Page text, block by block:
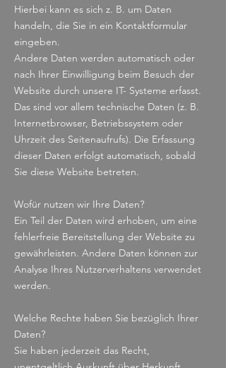
Hierbei kann es sich z. B. um Daten
handeln, die Sie in ein Kontaktformular
eingeben.
Andere Daten werden automatisch oder
nach Ihrer Einwilligung beim Besuch der
Website durch unsere IT- Systeme erfasst.
Das sind vor allem technische Daten (z. B.
Internetbrowser, Betriebssystem oder
Uhrzeit des Seitenaufrufs). Die Erfassung
dieser Daten erfolgt automatisch, sobald
Sie diese Website betreten.
Wofür nutzen wir Ihre Daten?
Ein Teil der Daten wird erhoben, um eine
fehlerfreie Bereitstellung der Website zu
gewährleisten. Andere Daten können zur
Analyse Ihres Nutzerverhaltens verwendet
werden.
Welche Rechte haben Sie bezüglich Ihrer
Daten?
Sie haben jederzeit das Recht,